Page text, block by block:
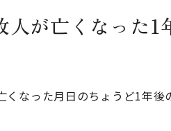
人が亡くなった1
くなった月日のちょうど1年